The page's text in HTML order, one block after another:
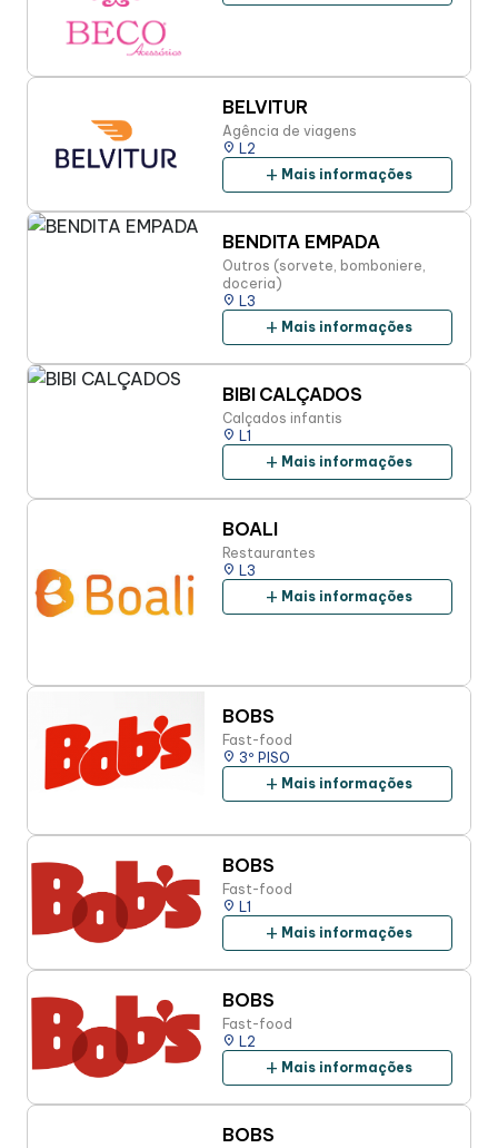
BELVITUR
Agência de viagens
place L2
add Mais informações
BENDITA EMPADA
Outros (sorvete, bomboniere,
doceria)
place L3
add Mais informações
BIBI CALÇADOS
Calçados infantis
place L1
add Mais informações
BOALI
Restaurantes
place L3
add Mais informações
BOBS
Fast-food
place 3º PISO
add Mais informações
BOBS
Fast-food
place L1
add Mais informações
BOBS
Fast-food
place L2
add Mais informações
BOBS